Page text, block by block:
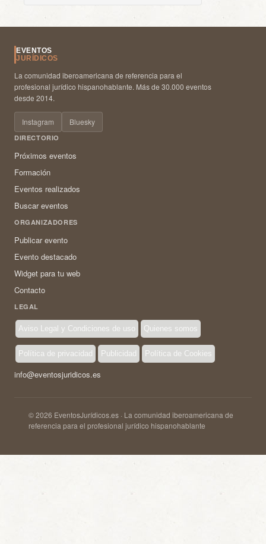
EVENTOS
JURÍDICOS
La comunidad iberoamericana de referencia para el
profesional jurídico hispanohablante. Más de 30.000 eventos
desde 2014.
Instagram Bluesky
DIRECTORIO
Próximos eventos
Formación
Eventos realizados
Buscar eventos
ORGANIZADORES
Publicar evento
Evento destacado
Widget para tu web
Contacto
LEGAL
Aviso Legal y Condiciones de uso Quienes somos
Política de privacidad Publicidad Política de Cookies
info@eventosjuridicos.es
© 2026 EventosJurídicos.es · La comunidad iberoamericana de
referencia para el profesional jurídico hispanohablante